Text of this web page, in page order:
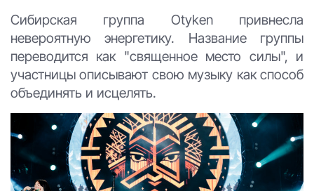
Сибирская группа Otyken привнесла
невероятную энергетику. Название группы
переводится как "священное место силы", и
участницы описывают свою музыку как способ
объединять и исцелять.